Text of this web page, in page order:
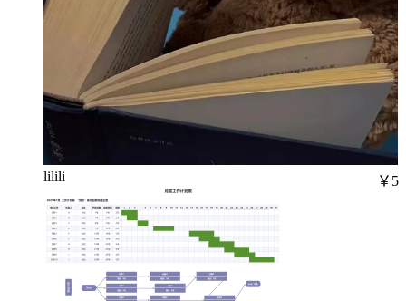
lilili ￥5